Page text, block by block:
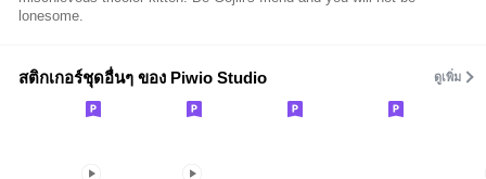
lonesome.
สติกเกอร์ชุดอื่นๆ ของ Piwio Studio ดูเพิ่ม